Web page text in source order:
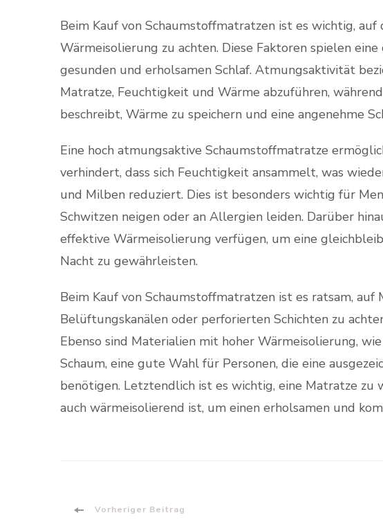
Beim Kauf von Schaumstoffmatratzen ist es wichtig,
Wärmeisolierung zu achten. Diese Faktoren spielen
gesunden und erholsamen Schlaf. Atmungsaktivität
Matratze, Feuchtigkeit und Wärme abzuführen,
beschreibt, Wärme zu speichern und eine angenehme
Eine hoch atmungsaktive Schaumstoffmatratze
verhindert, dass sich Feuchtigkeit ansammelt, was
und Milben reduziert. Dies ist besonders wichtig für
Schwitzen neigen oder an Allergien leiden. Darüber
effektive Wärmeisolierung verfügen, um eine
Nacht zu gewährleisten.
Beim Kauf von Schaumstoffmatratzen ist es ratsam,
Belüftungskanälen oder perforierten Schichten zu
Ebenso sind Materialien mit hoher Wärmeisolierung,
Schaum, eine gute Wahl für Personen, die eine
benötigen. Letztendlich ist es wichtig, eine Matratze zu
auch wärmeisolierend ist, um einen erholsamen und
Vorheriger Beitrag